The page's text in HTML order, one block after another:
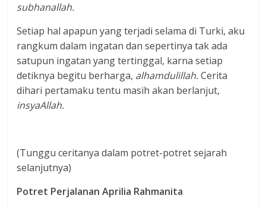
subhanallah.
Setiap hal apapun yang terjadi selama di Turki, aku
rangkum dalam ingatan dan sepertinya tak ada
satupun ingatan yang tertinggal, karna setiap
detiknya begitu berharga, alhamdulillah.Cerita
dihari pertamaku tentu masih akan berlanjut,
insyaAllah.
(Tunggu ceritanya dalam potret-potret sejarah
selanjutnya)
Potret Perjalanan Aprilia Rahmanita